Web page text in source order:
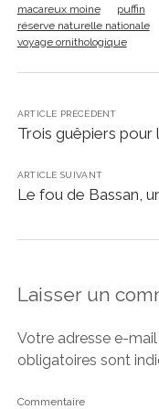
macareux moine puffin
réserve naturelle nationale
voyage ornithologique
ARTICLE PRÉCÉDENT
Trois guêpiers pour
ARTICLE SUIVANT
Le fou de Bassan,
Laisser un
Votre adresse e-
obligatoires sont
Commentaire